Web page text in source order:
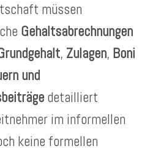
müssen
Gehaltsabrechnungen
, Zulagen, Boni
und
detailliert
im informellen
keine formellen